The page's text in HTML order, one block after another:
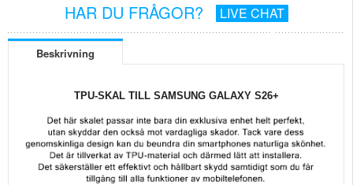
HAR DU FRÅGOR? LIVE CHAT
Beskrivning
TPU-SKAL TILL SAMSUNG GALAXY S26+